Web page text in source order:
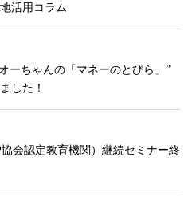
活用コラム
ーちゃんの「マネーのとびら」”
した！
会認定教育機関）継続セミナー終